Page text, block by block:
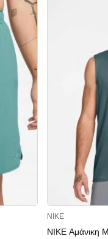
NIKE
NIKE Αμάνικη